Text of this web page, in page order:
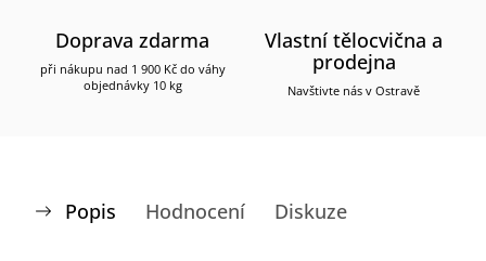
Doprava zdarma
při nákupu nad 1 900 Kč do váhy
objednávky 10 kg
Vlastní tělocvična a
prodejna
Navštivte nás v Ostravě
Popis Hodnocení Diskuze